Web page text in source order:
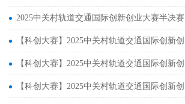
2025中关村轨道交通国际创新创业大赛半决赛顺利完成
【科创大赛】2025中关村轨道交通国际创新创业大赛深圳赛区选拔赛圆满落幕
【科创大赛】2025中关村轨道交通国际创新创业大赛 北京赛区选拔赛第二场圆满落幕
【科创大赛】2025中关村轨道交通国际创新创业大赛成都赛区选拔赛成功举办